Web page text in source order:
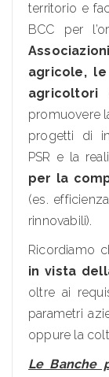
territorio e
BCC per
agricole,
agricoltori
promuovere
progetti di
PSR e la
per la
(es.
rinnovabili).
Ricordiamo
in vista
oltre ai
parametri
oppure la
Le Banche